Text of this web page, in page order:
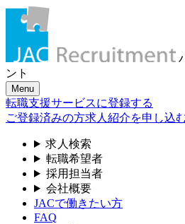
ント
Menu
転職支援サービスに登録する
ご登録済みの方求人紹介を申し込
求人検索
転職希望者
採用担当者
会社概要
JACで働きたい方
FAQ